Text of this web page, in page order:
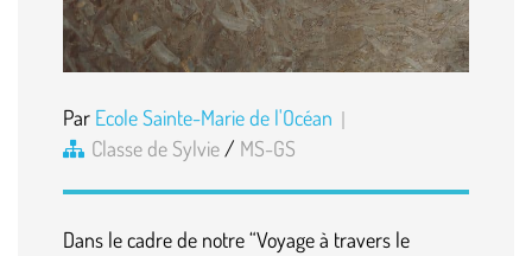
Par Ecole Sainte-Marie de l'Océan
Classe de Sylvie/ MS-GS
Dans le cadre de notre “Voyage à travers le